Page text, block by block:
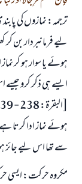
ترجمہ: نمازوں کی
لیے فرمانبردار بن
ہوئے یا سوار ہو کر
ایسے ہی ذکر کرو
ہوئے نماز ادا کرتا
سے تھا اس لیے جائز
مکروہ حرکت: ایسی